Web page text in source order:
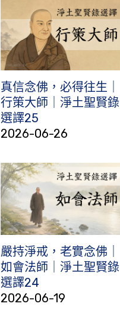
真信念佛，必得往生｜
行策大師｜淨土聖賢錄
選譯25
2026-06-26
嚴持淨戒，老實念佛｜
如會法師｜淨土聖賢錄
選譯24
2026-06-19